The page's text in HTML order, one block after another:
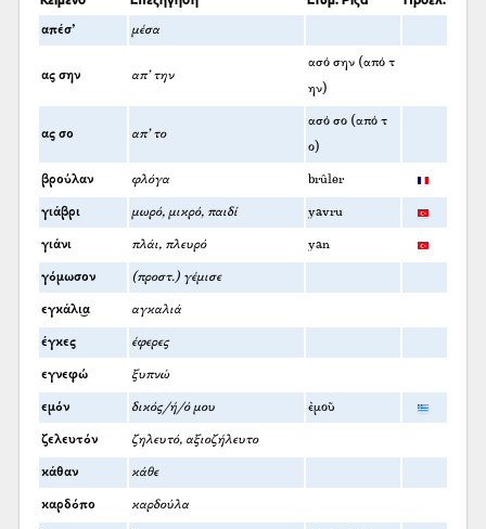
απέσ’ μέσα
ας σην απ’ την
ασό σην (από τ
ην)
ας σο απ’ το
ασό σο (από τ
ο)
βρούλαν φλόγα brûler
γιάβρι μωρό, μικρό, παιδί yavru
γιάνι πλάι, πλευρό yan
γόμωσον (προστ.) γέμισε
εγκάλι͜α αγκαλιά
έγκες έφερες
εγνεφώ ξυπνώ
εμόν δικός/ή/ό μου ἐμοῦ
ζελευτόν ζηλευτό, αξιοζήλευτο
κάθαν κάθε
καρδόπο καρδούλα